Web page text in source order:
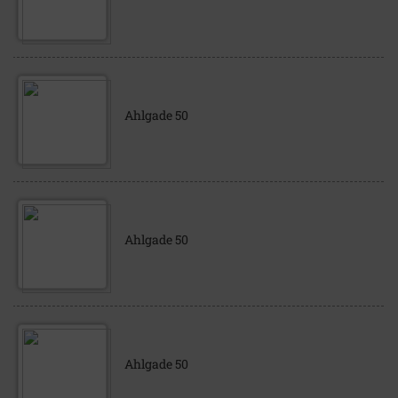
Ahlgade 50
Ahlgade 50
Ahlgade 50